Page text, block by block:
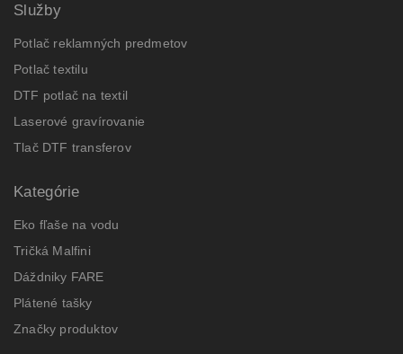
Služby
Potlač reklamných predmetov
Potlač textilu
DTF potlač na textil
Laserové gravírovanie
Tlač DTF transferov
Kategórie
Eko fľaše na vodu
Tričká Malfini
Dáždniky FARE
Plátené tašky
Značky produktov